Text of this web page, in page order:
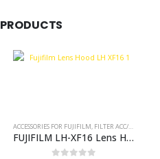
ACCESSORIES FOR FUJIFILM, FILTER ACC/CONVERTER/ADAPTER
FUJIFILM LH-XF16 Lens Hood